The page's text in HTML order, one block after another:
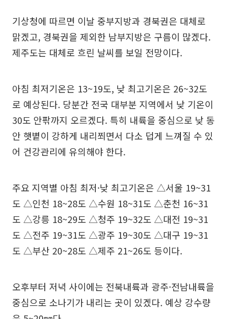
기상청에 따르면 이날 중부지방과 경북권은 대체로
맑겠고, 경북권을 제외한 남부지방은 구름이 많겠다.
제주도는 대체로 흐린 날씨를 보일 전망이다.
아침 최저기온은 13~19도, 낮 최고기온은 26~32도
로 예상된다. 당분간 전국 대부분 지역에서 낮 기온이
30도 안팎까지 오르겠다. 특히 내륙을 중심으로 낮 동
안 햇볕이 강하게 내리쬐면서 다소 덥게 느껴질 수 있
어 건강관리에 유의해야 한다.
주요 지역별 아침 최저·낮 최고기온은 △서울 19~31
도 △인천 18~28도 △수원 18~31도 △춘천 16~31
도 △강릉 18~29도 △청주 19~32도 △대전 19~31
도 △전주 19~31도 △광주 19~30도 △대구 19~31
도 △부산 20~28도 △제주 21~26도 등이다.
오후부터 저녁 사이에는 전북내륙과 광주·전남내륙을
중심으로 소나기가 내리는 곳이 있겠다. 예상 강수량